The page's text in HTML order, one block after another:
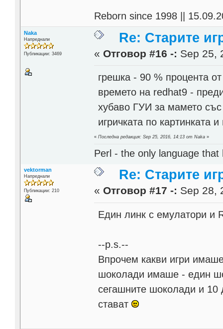
Reborn since 1998 ||
Naka
Напреднали
Публикации: 3469
Re: Старите
« Отговор #16 -: Sep 25,
грешка - 90 % процента
времето на redhat9 -
хубаво ГУИ за мамето
игричката по картинката
«Последна редакция: Sep 25, 2016, 14:13 от Naka »
Perl - the only language
vektorman
Напреднали
Публикации: 210
Re: Старите
« Отговор #17 -: Sep 28,
Един линк с емулатори и
--p.s.--
Впрочем какви игри
шоколади имаше - един
сегашните шоколади и
стават